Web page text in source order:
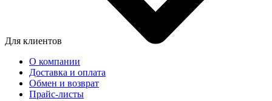
Для клиентов
О компании
Доставка и оплата
Обмен и возврат
Прайс-листы